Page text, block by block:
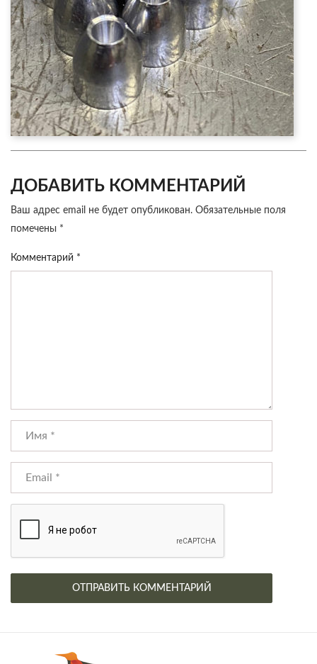
ДОБАВИТЬ КОММЕНТАРИЙ
Ваш адрес email не будет опубликован. Обязательные поля
помечены *
Комментарий *